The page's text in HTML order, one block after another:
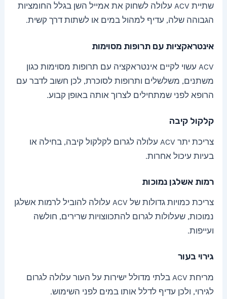
שתיית ACV עלולה לשחוק את אמייל השן בגלל החומציות
הגבוהה שלה, עדיף למהול במים או לשתות דרך קשית.
אינטראקציות עם תרופות מסוימות
ACV עשוי לקיים אינטראקציה עם תרופות מסוימות כגון
משתנים, משלשלים ותרופות לסוכרת, לכן חשוב לדבר עם
הרופא לפני שמתחילים לצרוך אותה באופן קבוע.
קלקול קיבה
צריכת יתר ACV עלולה לגרום לקלקול קיבה, בחילה או
בעיות עיכול אחרות.
רמות אשלגן נמוכות
צריכת כמויות גדולות של ACV עלולה להוביל לרמות אשלגן
נמוכות, שעלולות לגרום להתכווצויות שרירים, חולשה
ועייפות.
גירוי בעור
מריחת ACV בלתי מדולל ישירות על העור עלולה לגרום
לגירוי, ולכן עדיף לדלל אותו במים לפני השימוש.